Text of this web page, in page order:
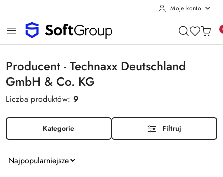
Moje konto
Producent - Technaxx Deutschland
GmbH & Co. KG
Liczba produktów: 9
Kategorie Filtruj
Zastosowano
sortowanie:
Sortuj